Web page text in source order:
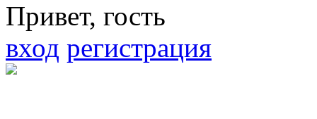
Привет, гость
вход регистрация